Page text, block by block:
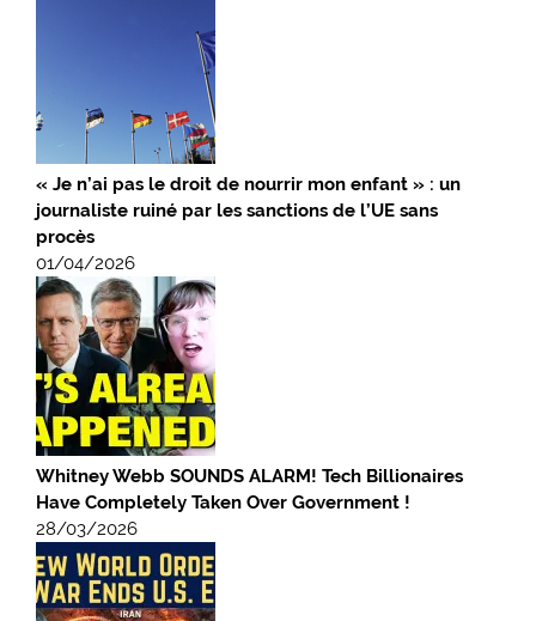
« Je n’ai pas le droit de nourrir mon enfant » : un
journaliste ruiné par les sanctions de l’UE sans
procès
01/04/2026
Whitney Webb SOUNDS ALARM! Tech Billionaires
Have Completely Taken Over Government !
28/03/2026